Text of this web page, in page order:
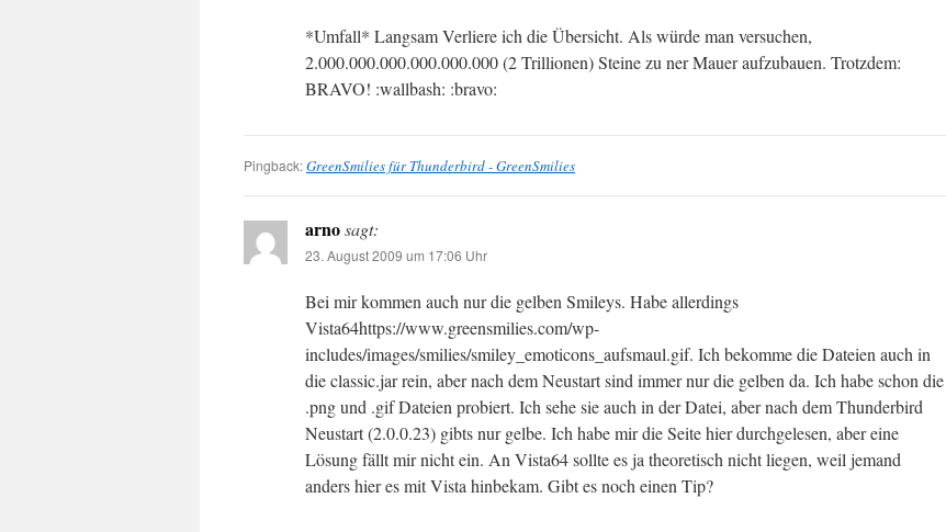
*Umfall* Langsam Verliere ich die Übersicht. Als würde man versuchen,
2.000.000.000.000.000.000 (2 Trillionen) Steine zu ner Mauer aufzubauen. Trotzdem:
BRAVO! :wallbash: :bravo:
Pingback:GreenSmilies für Thunderbird - GreenSmilies
arnosagt:
23. August 2009 um 17:06 Uhr
Bei mir kommen auch nur die gelben Smileys. Habe allerdings
Vista64https://www.greensmilies.com/wp-
includes/images/smilies/smiley_emoticons_aufsmaul.gif. Ich bekomme die Dateien auch in
die classic.jar rein, aber nach dem Neustart sind immer nur die gelben da. Ich habe schon die
.png und .gif Dateien probiert. Ich sehe sie auch in der Datei, aber nach dem Thunderbird
Neustart (2.0.0.23) gibts nur gelbe. Ich habe mir die Seite hier durchgelesen, aber eine
Lösung fällt mir nicht ein. An Vista64 sollte es ja theoretisch nicht liegen, weil jemand
anders hier es mit Vista hinbekam. Gibt es noch einen Tip?